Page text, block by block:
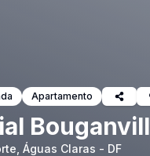
Apartamento
Águas Claras - DF